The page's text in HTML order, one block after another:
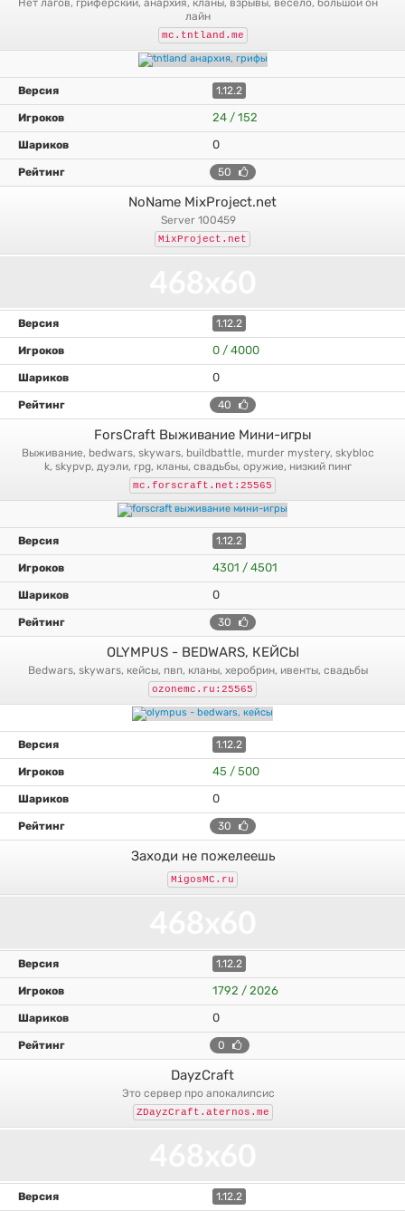
нет лагов, гриферский, анархия, кланы, взрывы, весело, большой он
лайн
mc.tntland.me
1.12.2
24 / 152
0
50
NoName MixProject.net
server 100459
MixProject.net
1.12.2
0 / 4000
0
40
ForsCraft Выживание Мини-игры
выживание, bedwars, skywars, buildbattle, murder mystery, skybloc
k, skypvp, дуэли, rpg, кланы, свадьбы, оружие, низкий пинг
mc.forscraft.net:25565
1.12.2
4301 / 4501
0
30
OLYMPUS - BEDWARS, КЕЙСЫ
bedwars, skywars, кейсы, пвп, кланы, херобрин, ивенты, свадьбы
ozonemc.ru:25565
1.12.2
45 / 500
0
30
Заходи не пожелеешь
MigosMC.ru
1.12.2
1792 / 2026
0
0
DayzCraft
это сервер про апокалипсис
ZDayzCraft.aternos.me
1.12.2